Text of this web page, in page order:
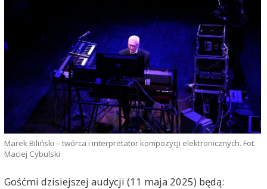
Marek Biliński – twórca i interpretator kompozycji elektronicznych. Fot.
Maciej Cybulski
Gośćmi dzisiejszej audycji (11 maja 2025) będą: